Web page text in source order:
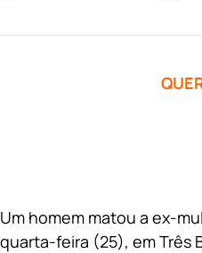
Um homem matou a ex-
quarta-feira (25), em Três